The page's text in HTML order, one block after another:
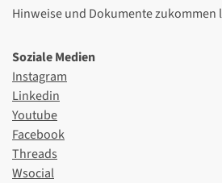
Hinweise und Dokumente zukommen
Soziale Medien
Instagram
Linkedin
Youtube
Facebook
Threads
Wsocial